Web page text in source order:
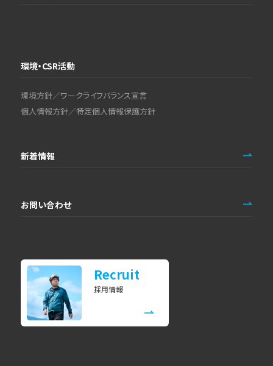
環境・CSR活動
環境方針／ワークライフバランス宣言
個人情報方針／特定個人情報保護方針
新着情報
お問い合わせ
Recruit
採用情報